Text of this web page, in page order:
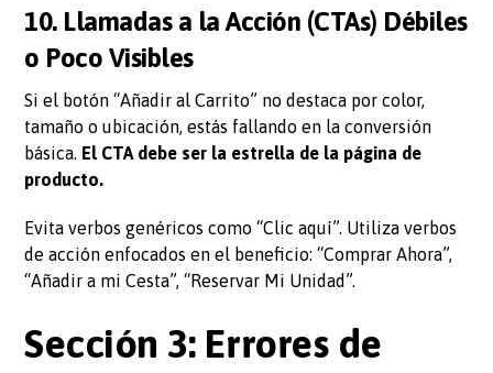
10. Llamadas a la Acción (CTAs) Débiles
o Poco Visibles
Si el botón “Añadir al Carrito” no destaca por color,
tamaño o ubicación, estás fallando en la conversión
básica. El CTA debe ser la estrella de la página de
producto.
Evita verbos genéricos como “Clic aquí”. Utiliza verbos
de acción enfocados en el beneficio: “Comprar Ahora”,
“Añadir a mi Cesta”, “Reservar Mi Unidad”.
Sección 3: Errores de